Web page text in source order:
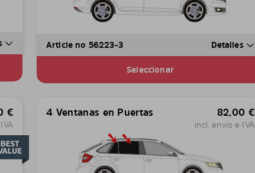
Article no 56223-3 Detalles
Seleccionar
€ 4 Ventanas en Puertas 82,00 €
incl. envío e IVA